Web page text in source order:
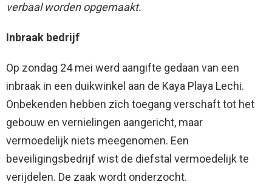
verbaal worden opgemaakt.
Inbraak bedrijf
Op zondag 24 mei werd aangifte gedaan van een
inbraak in een duikwinkel aan de Kaya Playa Lechi.
Onbekenden hebben zich toegang verschaft tot het
gebouw en vernielingen aangericht, maar
vermoedelijk niets meegenomen. Een
beveiligingsbedrijf wist de diefstal vermoedelijk te
verijdelen. De zaak wordt onderzocht.